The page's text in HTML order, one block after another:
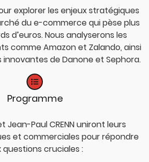
explorer les enjeux stratégiques
du e-commerce qui pèse plus
d’euros. Nous analyserons les
comme Amazon et Zalando, ainsi
de Danone et Sephora.
Programme
Jean-Paul CRENN uniront leurs
et commerciales pour répondre
questions cruciales :